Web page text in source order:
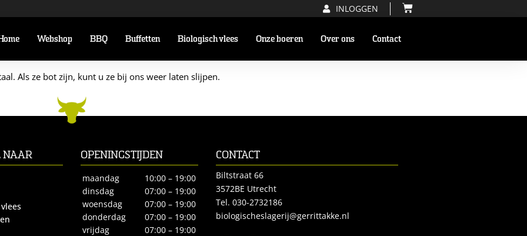
INLOGGEN
Webshop BBQ Buffetten Biologisch vlees Onze boeren Over ons Contact
Als ze bot zijn, kunt u ze bij ons weer laten slijpen.
NAAR OPENINGSTIJDEN
maandag
10:00 – 19:00
dinsdag
07:00 – 19:00
woensdag
07:00 – 19:00
donderdag
07:00 – 19:00
vrijdag
07:00 – 19:00
CONTACT
Biltstraat 66
3572BE Utrecht
Tel. 030-2732186
biologischeslagerij@gerrittakke.nl